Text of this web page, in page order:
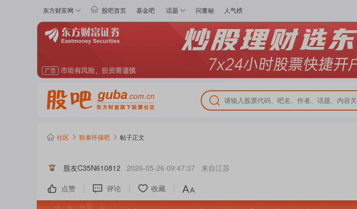
东方财富网 股吧首页 基金吧 话题 问董秘 人气榜
社区 联泰环保吧 帖子正文
股友C35N610812 2026-05-26 09:47:37 来自江苏
点赞
评论 收藏